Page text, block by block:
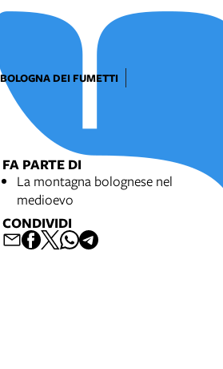
BOLOGNA DEI FUMETTI
FA PARTE DI
La montagna bolognese nel
medioevo
CONDIVIDI